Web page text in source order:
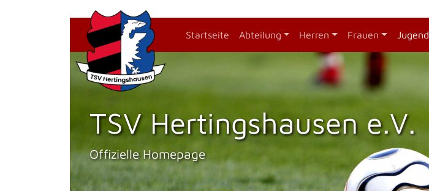
Startseite Abteilung Herren Frauen Jugend
TSV Hertings­hausen e.V.
Offizielle Homepage